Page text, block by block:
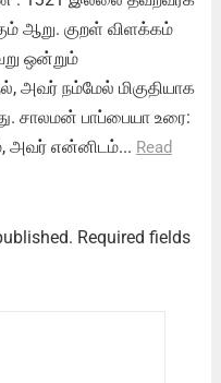
ஆறு. குறள் விளக்கம்
ஒன்றும்
நம்மேல் மிகுதியாக
சாலமன் பாப்பையா உரை:
அவர் என்னிடம்... Read
Required fields